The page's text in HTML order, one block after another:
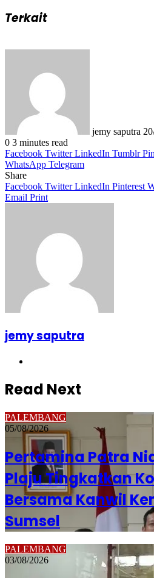
Terkait
jemy saputra
0 3 minutes read
Facebook Twitter LinkedIn Tumblr
WhatsApp Telegram
Share
Facebook Twitter LinkedIn Pinterest
Email Print
jemy saputra
Read Next
PALEMBANG
05/08/2026
Pertamina Patra
Plaju Tingkatkan
Bersama Kanwil
Sumsel
PALEMBANG
03/08/2026